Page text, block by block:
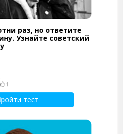
раз, но ответите
Узнайте советский
1
тест